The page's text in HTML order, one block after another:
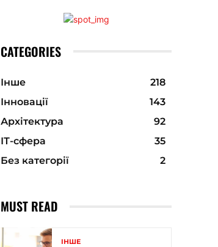
CATEGORIES
Інше
218
Інновації
143
Архітектура
92
ІТ-сфера
35
Без категорії
2
MUST READ
ІНШЕ